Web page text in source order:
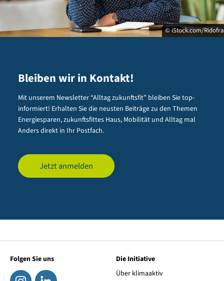
© iStock.com/
Bleiben wir in Kontakt!
Mit unserem Newsletter “Alltag zukunftsfit” bleiben Sie top-
informiert! Erhalten Sie die neusten Beiträge zu den Themen
Energiesparen, zukunftsfittes Haus, Mobilität und Alltag mal
Anders direkt in Ihr Postfach.
Jetzt anmelden
Folgen Sie uns
Die Initiative
Über klimaaktiv